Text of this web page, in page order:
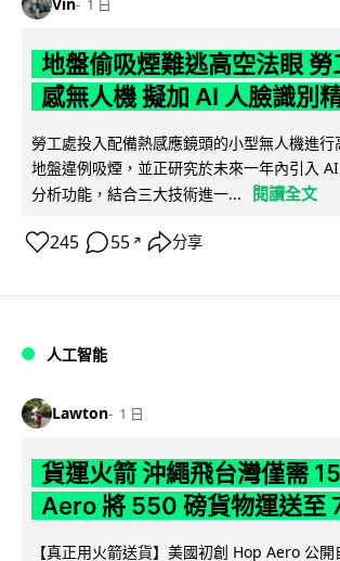
1 日
地盤偷吸煙難逃高空法眼
感無人機 擬加 AI 人臉識別
勞工處投入配備熱感應鏡頭的小型無人機進
地盤違例吸煙，並正研究於未來一年內引入
分析功能，結合三大技術進一...
閱讀全文
245 55 ↗ 分享
人工智能
Lawton 1 日
貨運火箭 沖繩飛台灣僅需
Aero 將 550 磅貨物運送至
【真正用火箭送貨】美國初創 Hop Aero 公